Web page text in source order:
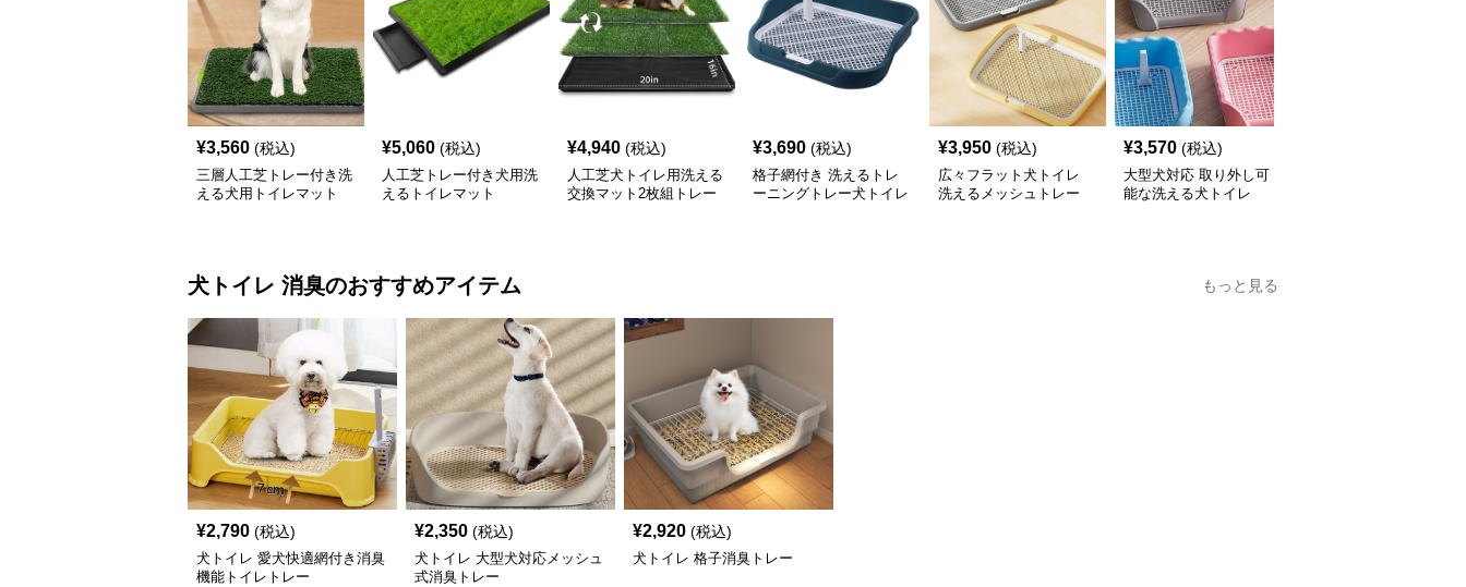
¥3,560 (税込)
三層人工芝トレー付き洗
える犬用トイレマット
¥5,060 (税込)
人工芝トレー付き犬用洗
えるトイレマット
¥4,940 (税込)
人工芝犬トイレ用洗える
交換マット2枚組トレー
¥3,690 (税込)
格子網付き 洗えるトレ
ーニングトレー犬トイレ
¥3,950 (税込)
広々フラット犬トイレ
洗えるメッシュトレー
¥3,570 (税込)
大型犬対応 取り外し可
能な洗える犬トイレ
犬トイレ 消臭のおすすめアイテム もっと見る
¥2,790 (税込)
犬トイレ 愛犬快適網付き消臭
機能トイレトレー
¥2,350 (税込)
犬トイレ 大型犬対応メッシュ
式消臭トレー
¥2,920 (税込)
犬トイレ 格子消臭トレー